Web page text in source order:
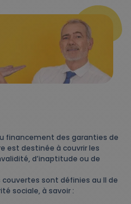
financement des garanties de
est destinée à couvrir les
d’inaptitude ou de
sont définies au II de
sociale, à savoir :